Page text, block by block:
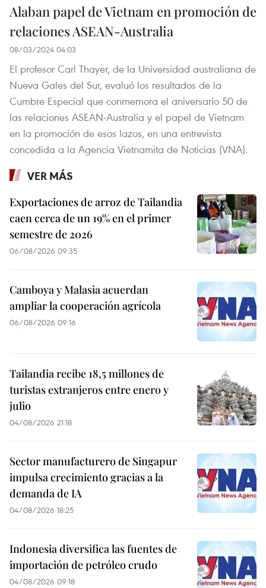
Alaban papel de Vietnam en promoción de
relaciones ASEAN-Australia
08/03/2024 04:03
El profesor Carl Thayer, de la Universidad australiana de
Nueva Gales del Sur, evaluó los resultados de la
Cumbre Especial que conmemora el aniversario 50 de
las relaciones ASEAN-Australia y el papel de Vietnam
en la promoción de esos lazos, en una entrevista
concedida a la Agencia Vietnamita de Noticias (VNA).
VER MÁS
Exportaciones de arroz de Tailandia
caen cerca de un 19% en el primer
semestre de 2026
06/08/2026 09:35
Camboya y Malasia acuerdan
ampliar la cooperación agrícola
06/08/2026 09:16
Tailandia recibe 18,5 millones de
turistas extranjeros entre enero y
julio
04/08/2026 21:18
Sector manufacturero de Singapur
impulsa crecimiento gracias a la
demanda de IA
04/08/2026 18:25
Indonesia diversifica las fuentes de
importación de petróleo crudo
04/08/2026 09:18